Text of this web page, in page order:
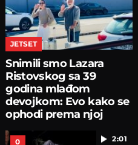
JETSET
Snimili smo Lazara
Ristovskog sa 39
godina mlađom
devojkom: Evo kako se
ophodi prema njoj
2:01
0